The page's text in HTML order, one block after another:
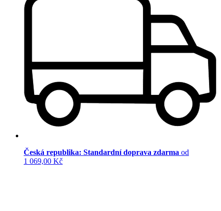
Česká republika: Standardní doprava zdarma od
1 069,00 Kč